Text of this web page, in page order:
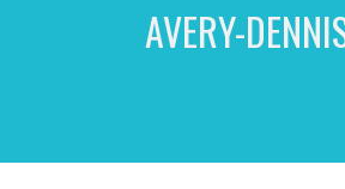
AVERY-